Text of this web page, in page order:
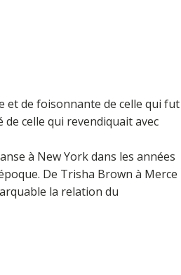
et de foisonnante de celle qui fut
celle qui revendiquait avec
à New York dans les années
De Trisha Brown à Merce
la relation du